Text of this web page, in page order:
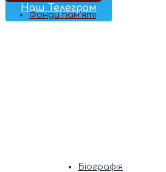
Наш Телеграм
Фонди пам’яті
Митрополита
Біографія